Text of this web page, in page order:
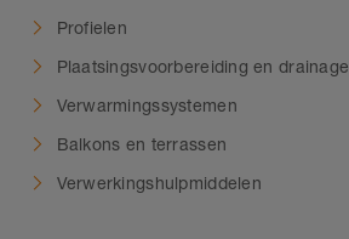
Profielen
Plaatsingsvoorbereiding en drainage
Verwarmingssystemen
Balkons en terrassen
Verwerkingshulpmiddelen